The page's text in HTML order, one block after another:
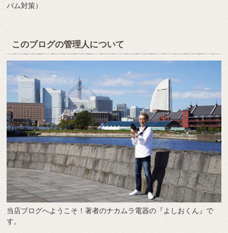
パム対策）
このブログの管理人について
当店ブログへようこそ！著者のナカムラ電器の『よしおくん』で
す。